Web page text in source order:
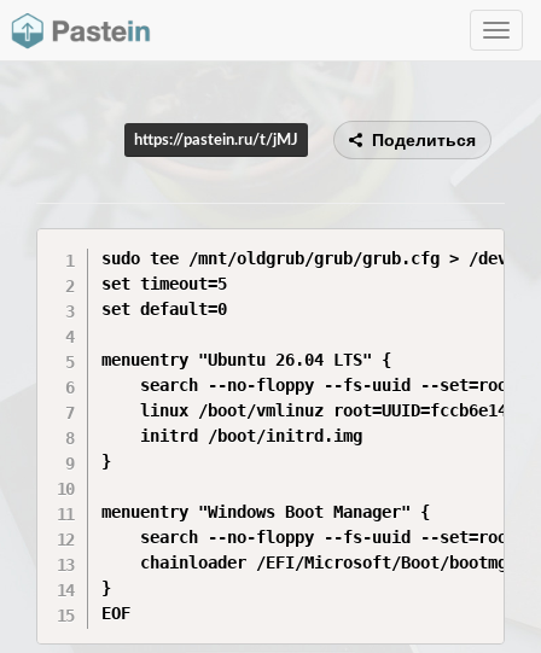
Toggle
https://pastein.ru/t/jMJ Поделиться
sudo tee /mnt/oldgrub/grub/grub.cfg > /dev/
set timeout=5
set default=0
menuentry "Ubuntu 26.04 LTS" {
search --no-floppy --fs-uuid --set=root
linux /boot/vmlinuz root=UUID=fccb6e14-
    initrd /boot/initrd.img
}
menuentry "Windows Boot Manager" {
search --no-floppy --fs-uuid --set=root
chainloader /EFI/Microsoft/Boot/
}
EOF